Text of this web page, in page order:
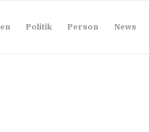
Politik Person News